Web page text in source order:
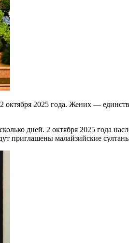
2025 года. Жених —
дней. 2 октября 2025 года
приглашены малайзийские